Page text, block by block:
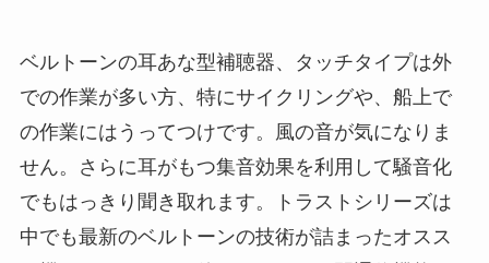
ベルトーンの耳あな型補聴器、タッチタイプは外
での作業が多い方、特にサイクリングや、船上で
の作業にはうってつけです。風の音が気になりま
せん。さらに耳がもつ集音効果を利用して騒音化
でもはっきり聞き取れます。トラストシリーズは
中でも最新のベルトーンの技術が詰まったオスス